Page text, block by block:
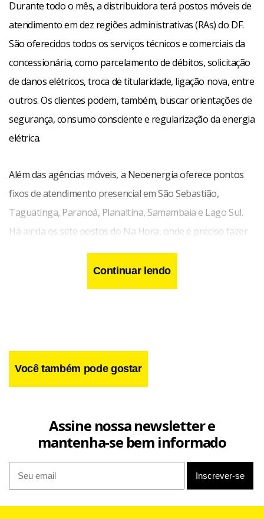
Durante todo o mês, a distribuidora terá postos móveis de
atendimento em dez regiões administrativas (RAs) do DF.
São oferecidos todos os serviços técnicos e comerciais da
concessionária, como parcelamento de débitos, solicitação
de danos elétricos, troca de titularidade, ligação nova, entre
outros. Os clientes podem, também, buscar orientações de
segurança, consumo consciente e regularização da energia
elétrica.
Além das agências móveis, a Neoenergia oferece pontos
fixos de atendimento presencial em São Sebastião,
Taguatinga, Paranoá, Planaltina, Samambaia e Lago Sul.
Há ainda os sete postos do Na Hora, onde é preciso fazer
Confira abaixo os endereços e horários de atendimento
Continuar lendo
Você também pode gostar
Assine nossa newsletter e
mantenha-se bem informado